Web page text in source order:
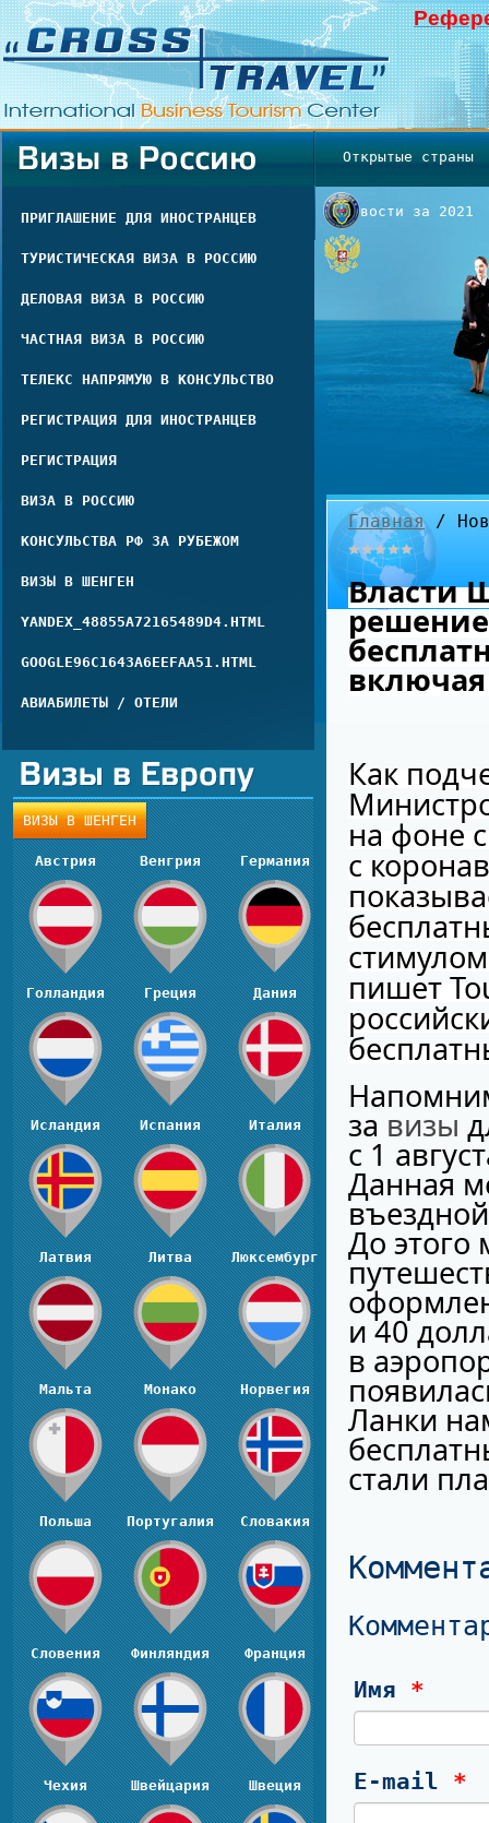
Открытые страны
Новости за 2021
ПРИГЛАШЕНИЕ ДЛЯ ИНОСТРАНЦЕВ
ТУРИСТИЧЕСКАЯ ВИЗА В РОССИЮ
ДЕЛОВАЯ ВИЗА В РОССИЮ
ЧАСТНАЯ ВИЗА В РОССИЮ
ТЕЛЕКС НАПРЯМУЮ В КОНСУЛЬСТВО
РЕГИСТРАЦИЯ ДЛЯ ИНОСТРАНЦЕВ
РЕГИСТРАЦИЯ
ВИЗА В РОССИЮ
КОНСУЛЬСТВА РФ ЗА РУБЕЖОМ
ВИЗЫ В ШЕНГЕН
YANDEX_48855A72165489D4.HTML
GOOGLE96C1643A6EEFAA51.HTML
АВИАБИЛЕТЫ / ОТЕЛИ
ВИЗЫ В ШЕНГЕН
Австрия Венгрия Германия
Голландия Греция Дания
Исландия Испания Италия
Латвия Литва Люксембург
Мальта Монако Норвегия
Польша Португалия Словакия
Словения Финляндия Франция
Чехия Швейцария Швеция
Главная/
Власти
Как
на фоне
с
пишет
за визы
с 1
Данная
До
и 40
в
Ланки
стали
Имя *
E-mail *